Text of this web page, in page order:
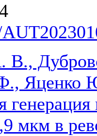
В.,
Яценко
мкм в